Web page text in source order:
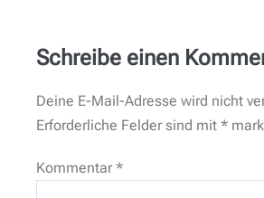
Schreibe einen
Deine E-Mail-Adresse wird nicht
Erforderliche Felder sind mit *
Kommentar*